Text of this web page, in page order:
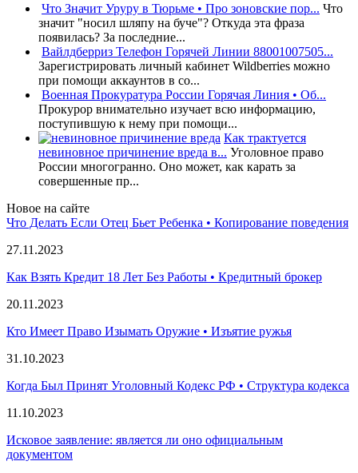
Что Значит Уруру в Тюрьме • Про зоновские пор... Что
значит "носил шляпу на буче"? Откуда эта фраза
появилась? За последние...
Вайлдберриз Телефон Горячей Линии 88001007505...
Зарегистрировать личный кабинет Wildberries можно
при помощи аккаунтов в со...
Военная Прокуратура России Горячая Линия • Об...
Прокурор внимательно изучает всю информацию,
поступившую к нему при помощи...
Как трактуется
невиновное причинение вреда в... Уголовное право
России многогранно. Оно может, как карать за
совершенные пр...
Новое на сайте
Что Делать Если Отец Бьет Ребенка • Копирование поведения
27.11.2023
Как Взять Кредит 18 Лет Без Работы • Кредитный брокер
20.11.2023
Кто Имеет Право Изымать Оружие • Изъятие ружья
31.10.2023
Когда Был Принят Уголовный Кодекс РФ • Структура кодекса
11.10.2023
Исковое заявление: является ли оно официальным
документом